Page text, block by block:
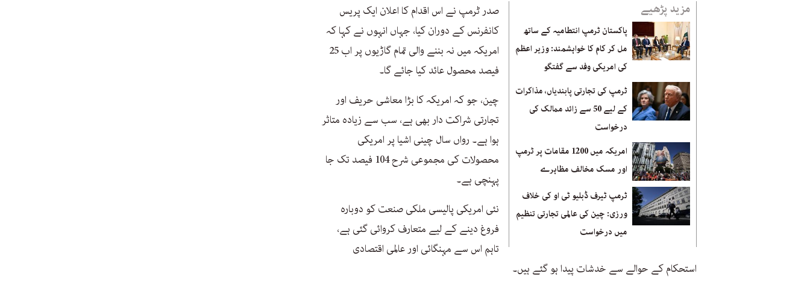
مزید پڑھیے
پاکستان ٹرمپ انتطامیہ کے ساتھ
مل کر کام کا خواہشمند: وزیر اعظم
کی امریکی وفد سے گفتگو
ٹرمپ کی تجارتی پابندیاں، مذاکرات
کے لیے 50 سے زائد ممالک کی
درخواست
امریکہ میں 1200 مقامات پر ٹرمپ
اور مسک مخالف مظاہرے
ٹرمپ ٹیرف ڈبلیو ٹی او کی خلاف
ورزی: چین کی عالمی تجارتی تنظیم
میں درخواست
صدر ٹرمپ نے اس اقدام کا اعلان ایک پریس
کانفرنس کے دوران کیا، جہاں انہوں نے کہا کہ
امریکہ میں نہ بننے والی تمام گاڑیوں پر اب 25
فیصد محصول عائد کیا جائے گا۔
چین، جو کہ امریکہ کا بڑا معاشی حریف اور
تجارتی شراکت دار بھی ہے، سب سے زیادہ متاثر
ہوا ہے۔ رواں سال چینی اشیا پر امریکی
محصولات کی مجموعی شرح 104 فیصد تک جا
پہنچی ہے۔
نئی امریکی پالیسی ملکی صنعت کو دوبارہ
فروغ دینے کے لیے متعارف کروائی گئی ہے،
تاہم اس سے مہنگائی اور عالمی اقتصادی
استحکام کے حوالے سے خدشات پیدا ہو گئے ہیں۔